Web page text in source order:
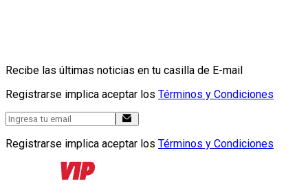
Recibe las últimas noticias en tu casilla de E-mail
Registrarse implica aceptar los Términos y Condiciones
Registrarse implica aceptar los Términos y Condiciones